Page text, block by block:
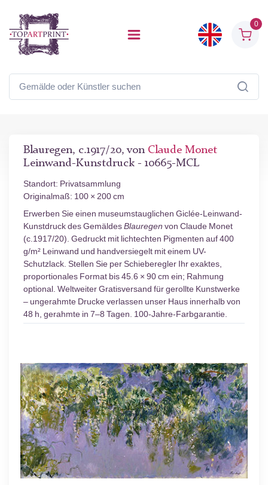
0
Blauregen, c.1917/20, von Claude Monet
Leinwand-Kunstdruck - 10665-MCL
Standort: Privatsammlung
Originalmaß: 100 × 200 cm
Erwerben Sie einen museumstauglichen Giclée-Leinwand-
Kunstdruck des GemäldesBlauregen von Claude Monet
(c.1917/20). Gedruckt mit lichtechten Pigmenten auf 400
g/m² Leinwand und handversiegelt mit einem UV-
Schutzlack. Stellen Sie per Schieberegler Ihr exaktes,
proportionales Format bis 45.6 × 90 cm ein; Rahmung
optional. Weltweiter Gratisversand für gerollte Kunstwerke
– ungerahmte Drucke verlassen unser Haus innerhalb von
48 h, gerahmte in 7–8 Tagen. 100-Jahre-Farbgarantie.